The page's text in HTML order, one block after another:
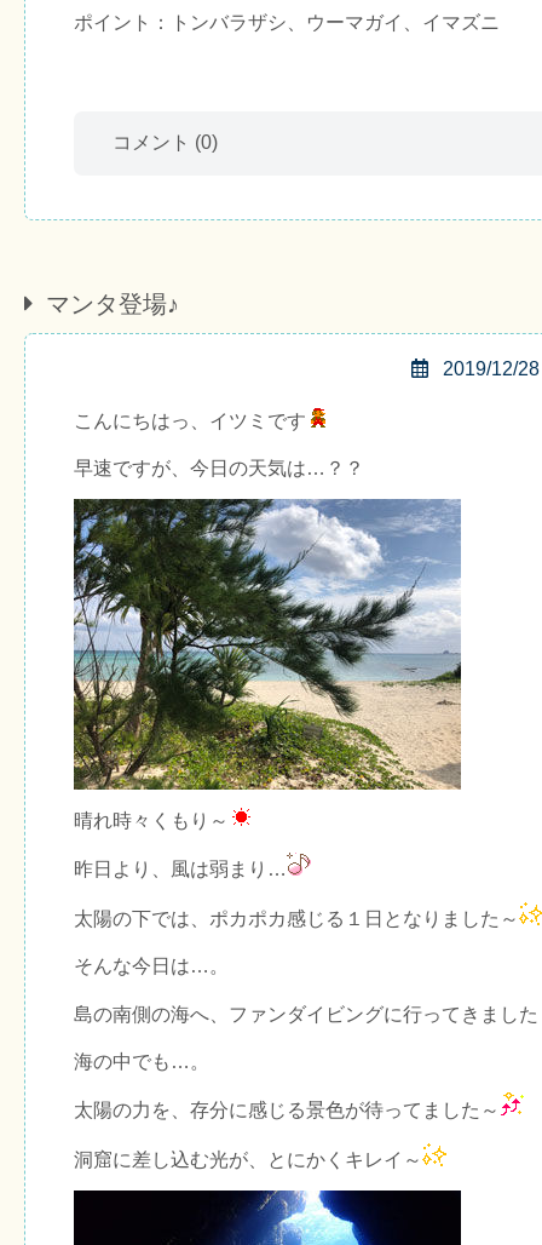
ポイント：トンバラザシ、ウーマガイ、イマズニ
コメント (0)
マンタ登場♪
2019/12/28
こんにちはっ、イツミです
早速ですが、今日の天気は…？？
晴れ時々くもり～
昨日より、風は弱まり…
太陽の下では、ポカポカ感じる１日となりました～
そんな今日は…。
島の南側の海へ、ファンダイビングに行ってきました
海の中でも…。
太陽の力を、存分に感じる景色が待ってました～
洞窟に差し込む光が、とにかくキレイ～